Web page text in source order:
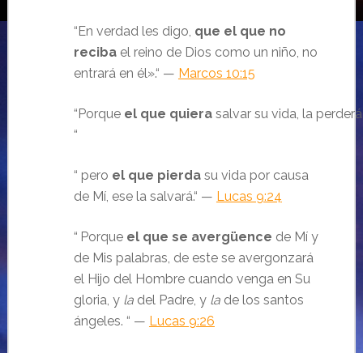
“En verdad les digo, que el que no
recibael reino de Dios como un niño, no
entrará en él».“ — Marcos 10:15
“Porque el que quierasalvar su vida, la
“
“ pero el que pierdasu vida por causa
de Mí, ese la salvará.“ — Lucas 9:24
“ Porque el que se avergüence de Mí y
de Mis palabras, de este se avergonzará
el Hijo del Hombre cuando venga en Su
gloria, y ladel Padre, y lade los santos
ángeles. “ — Lucas 9:26